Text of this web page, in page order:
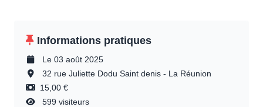
Informations pratiques
Le 03 août 2025
32 rue Juliette Dodu Saint denis - La Réunion
15,00 €
599 visiteurs